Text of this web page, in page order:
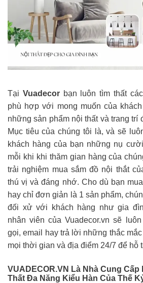
Tại Vuadecor bạn luôn tìm thất
phù hợp với mong muốn của
những sản phẩm nội thất và trang trí
Mục tiêu của chúng tôi là, và sẽ
khách hàng của bạn những nụ
mỗi khi khi thăm gian hàng của
trải nghiệm mua sắm đồ nội thắt
thú vị và đáng nhớ. Cho dù bạn
hay chỉ đơn giản là 1 sản phẩm,
đối xử với khách hàng như gia
nhân viên của Vuadecor.vn sẽ
gọi, email hay trả lời những thắc
mọi thời gian và địa điểm 24/7 để hỗ
VUADECOR.VN Là Nhà Cung
Thất Đa Năng Kiểu Hàn Của Thế